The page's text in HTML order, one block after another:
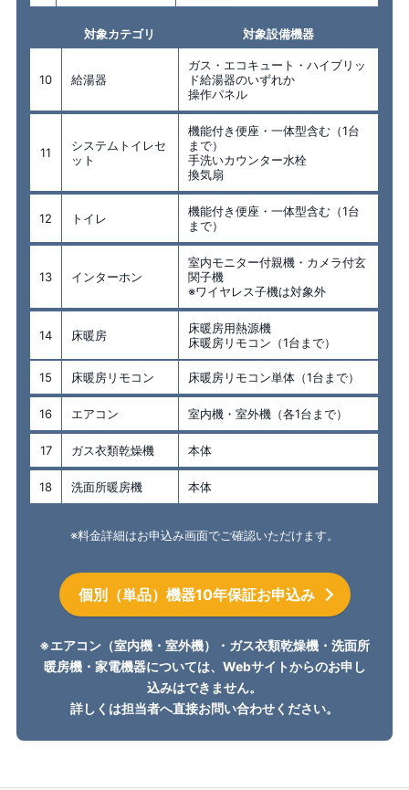
対象カテゴリ 対象設備機器
10 給湯器
ガス・エコキュート・ハイブリッ
ド給湯器のいずれか
操作パネル
11
システムトイレセ
ット
機能付き便座・一体型含む（1台
まで）
手洗いカウンター水栓
換気扇
12 トイレ
機能付き便座・一体型含む（1台
まで）
13 インターホン
室内モニター付親機・カメラ付玄
関子機
※ワイヤレス子機は対象外
14 床暖房
床暖房用熱源機
床暖房リモコン（1台まで）
15 床暖房リモコン 床暖房リモコン単体（1台まで）
16 エアコン 室内機・室外機（各1台まで）
17 ガス衣類乾燥機 本体
18 洗面所暖房機 本体
※料金詳細はお申込み画面でご確認いただけます。
個別（単品）機器10年保証お申込み
※エアコン（室内機・室外機）・ガス衣類乾燥機・洗面所
暖房機・家電機器については、Webサイトからのお申し
込みはできません。
詳しくは担当者へ直接お問い合わせください。